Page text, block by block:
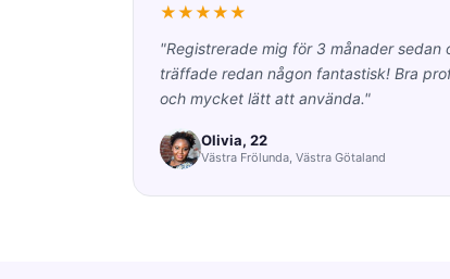
★★★★★
"Registrerade mig för 3 månader sedan
träffade redan någon fantastisk! Bra
och mycket lätt att använda."
Olivia, 22
Västra Frölunda, Västra Götaland